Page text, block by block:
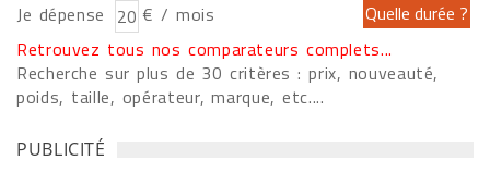
Je dépense
€ / mois
Retrouvez tous nos comparateurs complets...
Recherche sur plus de 30 critères : prix, nouveauté,
poids, taille, opérateur, marque, etc....
PUBLICITÉ